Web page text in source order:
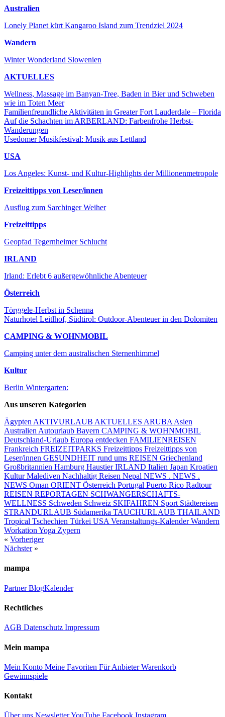
Australien
Lonely Planet kürt Kangaroo Island zum Trendziel 2024
Wandern
Winter Wonderland Slowenien
AKTUELLES
Wellness, Massage im Banyan-Tree, Baden in Bier und Schweben
wie im Toten Meer
Familienfreundliche Aktivitäten in Greater Fort Lauderdale – Florida
Auf die Schachten im ARBERLAND: Farbenfrohe Herbst-
Wanderungen
Usedomer Musikfestival: Musik aus Lettland
USA
Los Angeles: Kunst- und Kultur-Highlights der Millionenmetropole
Freizeittipps von Leser/innen
Ausflug zum Sarchinger Weiher
Freizeittipps
Geopfad Tegernheimer Schlucht
IRLAND
Irland: Erlebt 6 außergewöhnliche Abenteuer
Österreich
Törggele-Herbst in Schenna
Naturhotel Leitlhof, Südtirol: Outdoor-Abenteuer in den Dolomiten
CAMPING & WOHNMOBIL
Camping unter dem australischen Sternenhimmel
Kultur
Berlin Wintergarten:
Aus unseren Kategorien
Ägypten AKTIVURLAUB AKTUELLES ARUBA Asien
Australien Autourlaub Bayern CAMPING & WOHNMOBIL
Deutschland-Urlaub Europa entdecken FAMILIENREISEN
Frankreich FREIZEITPARKS Freizeittipps Freizeittipps von
Leser/innen GESUNDHEIT rund ums REISEN Griechenland
Großbritannien Hamburg HaustierIRLAND Italien Japan Kroatien
KulturMalediven Nachhaltig Reisen Nepal NEWS . NEWS .
NEWS Oman ORIENT Österreich Portugal Puerto Rico Radtour
REISEN REPORTAGEN SCHWANGERSCHAFTS-
WELLNESS Schweden Schweiz SKIFAHREN Sport Städtereisen
STRANDURLAUB Südamerika TAUCHURLAUB THAILAND
Tropical Tschechien Türkei USA Veranstaltungs-KalenderWandern
Workation Yoga Zypern
« Vorheriger
Nächster»
mampa
PartnerBlogKalender
Rechtliches
AGB Datenschutz Impressum
Mein mampa
Mein Konto Meine Favoriten Für AnbieterWarenkorb
Gewinnspiele
Kontakt